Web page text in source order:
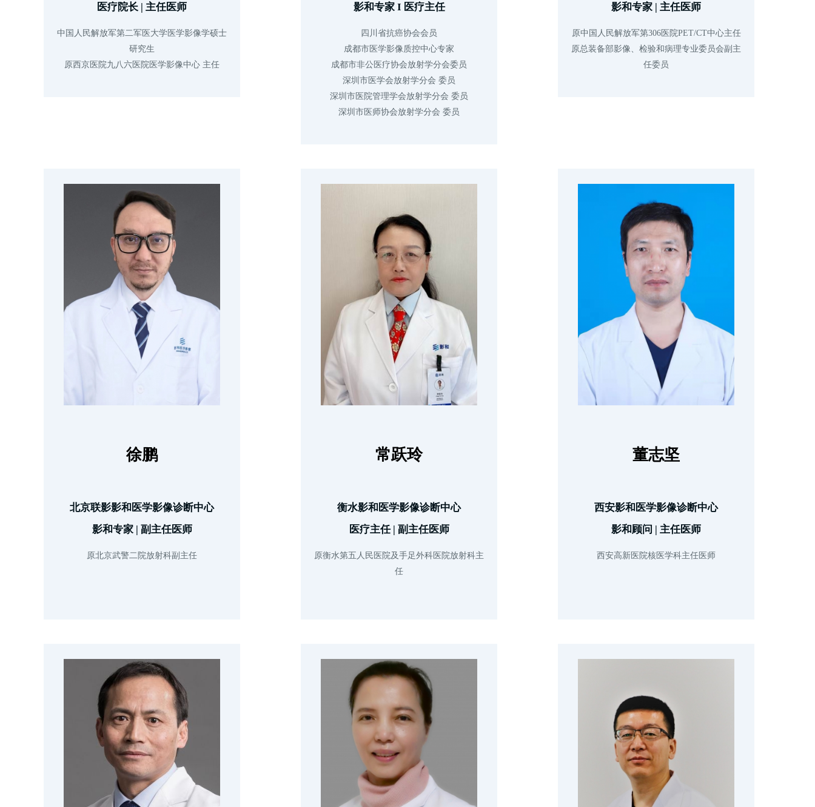
医疗院长 | 主任医师
中国人民解放军第二军医大学医学影像学硕士
研究生
原西京医院九八六医院医学影像中心 主任
影和专家 I 医疗主任
四川省抗癌协会会员
成都市医学影像质控中心专家
成都市非公医疗协会放射学分会委员
深圳市医学会放射学分会 委员
深圳市医院管理学会放射学分会 委员
深圳市医师协会放射学分会 委员
影和专家 | 主任医师
原中国人民解放军第306医院PET/CT中心主任
原总装备部影像、检验和病理专业委员会副主
任委员
徐鹏
北京联影影和医学影像诊断中心
影和专家 | 副主任医师
原北京武警二院放射科副主任
常跃玲
衡水影和医学影像诊断中心
医疗主任 | 副主任医师
原衡水第五人民医院及手足外科医院放射科主
任
董志坚
西安影和医学影像诊断中心
影和顾问 | 主任医师
西安高新医院核医学科主任医师